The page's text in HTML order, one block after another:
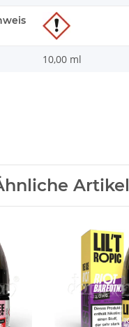
10,00 ml
Artikel